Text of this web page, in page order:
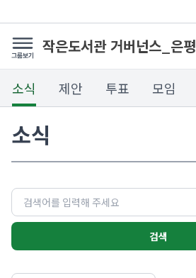
작은도서관 거버넌스_은평
소식 제안 투표 모임
소식
검색